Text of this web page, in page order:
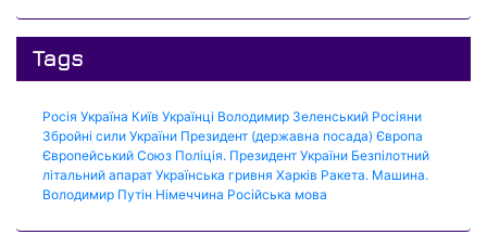
Tags
Росія Україна Київ Українці Володимир Зеленський Росіяни
Збройні сили України Президент (державна посада) Європа
Європейський Союз Поліція. Президент України Безпілотний
літальний апарат Українська гривня Харків Ракета. Машина.
Володимир Путін Німеччина Російська мова